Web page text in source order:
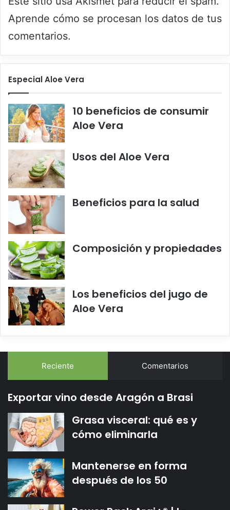
Aprende cómo se procesan los datos de tus
comentarios.
Especial Aloe Vera
10 beneficios de consumir
Aloe Vera
Usos del Aloe Vera
Beneficios para la salud
Composición y propiedades
Los beneficios del jugo de
Aloe Vera
Reciente Comentarios
Exportar vino desde Aragón a Brasi
Grasa visceral: qué es y
cómo eliminarla
Mantenerse en forma
después de los 50